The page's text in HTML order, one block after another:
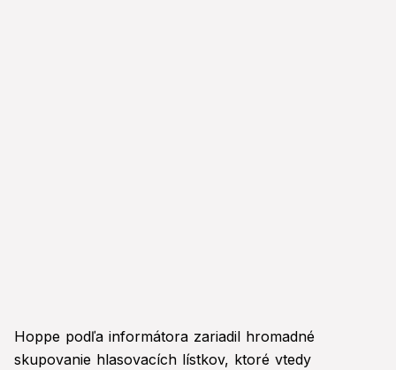
Hoppe podľa informátora zariadil hromadné
skupovanie hlasovacích lístkov, ktoré vtedy